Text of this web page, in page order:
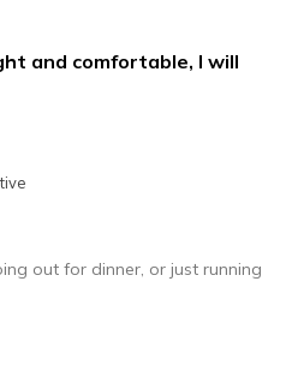
and comfortable, I will
out for dinner, or just running